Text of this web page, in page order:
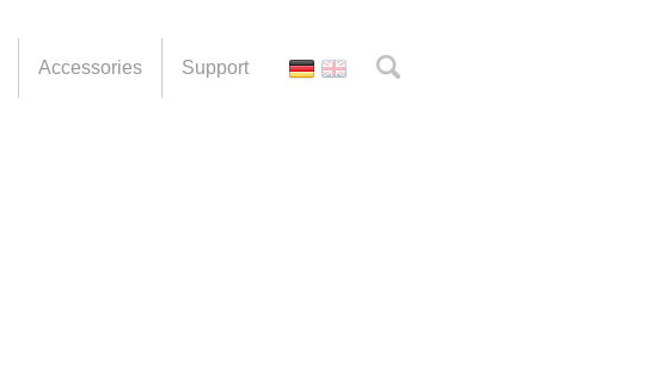
Accessories Support